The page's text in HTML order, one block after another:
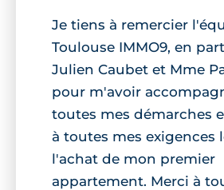
Je tiens à remercier
Toulouse IMMO9, en
Julien Caubet et Mme
pour m'avoir
toutes mes démarches
à toutes mes exigences
l'achat de mon premier
appartement. Merci à